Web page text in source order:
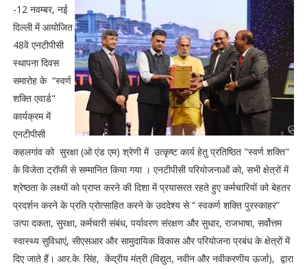
-12 नवम्बर, नई
दिल्ली में आयोजित
48वें एनटीपीसी
स्थापना दिवस
समारोह के “स्वर्ण
शक्ति एवार्ड"
कार्यक्रम में
एनटीपीसी
कहलगांव को सुरक्षा (ओ एंड एम) श्रेणी में उत्कृष्ट कार्य हेतु प्रतिष्ठित "स्वर्ण शक्ति"
के विजेता ट्रॉफी से सम्मानित किया गया । एनटीपीसी परियोजनाओं को, सभी क्षेत्रों में
श्रेष्ठता के लक्ष्यों को प्राप्त करने की दिशा में प्रयासरत रहते हुए कर्मचारियों को बेहतर
प्रदर्शन करने के प्रति प्रोत्साहित करने के उददेश्य से “ स्वकर्ण शक्ति पुरस्काहर”
उत्पा दकता, सुरक्षा, कर्मचारी संबंध, पर्यावरण संरक्षण और सुधार, राजभाषा, सर्वोत्तम
स्वास्थ्य सुविधाएं, सीएसआर और सामुदायिक विकास और परियोजना प्रबंध के क्षेत्रों में
दिए जाते हैं। आर.के. सिंह, केंद्रीय मंत्री (विद्युत, नवीन और नवीकरणीय ऊर्जा), द्वारा